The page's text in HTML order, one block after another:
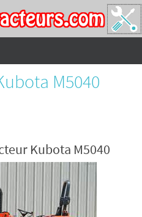
M5040
Kubota M5040